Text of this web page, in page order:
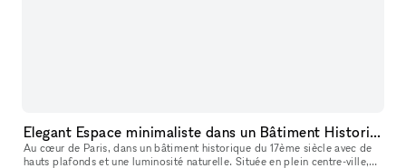
Elegant Espace minimaliste dans un Bâtiment Historique, Palais-Royal/ Louvre
Au cœur de Paris, dans un bâtiment historique du 17ème siècle avec de
hauts plafonds et une luminosité naturelle. Située en plein centre-ville,